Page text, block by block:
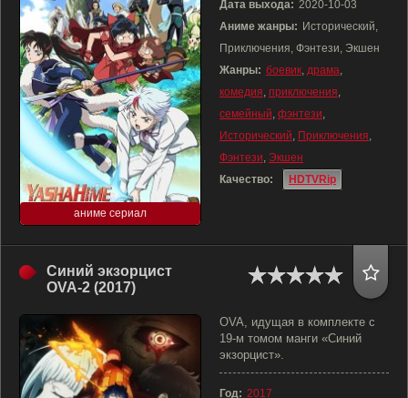
аниме сериал
Дата выхода: 2020-10-03
Аниме жанры: Исторический,
Приключения, Фэнтези, Экшен
Жанры: боевик, драма,
комедия, приключения,
семейный, фэнтези,
Исторический, Приключения,
Фэнтези, Экшен
Качество:
HDTVRip
Синий экзорцист
OVA-2 (2017)
OVA, идущая в комплекте с
19-м томом манги «Синий
экзорцист».
Год: 2017